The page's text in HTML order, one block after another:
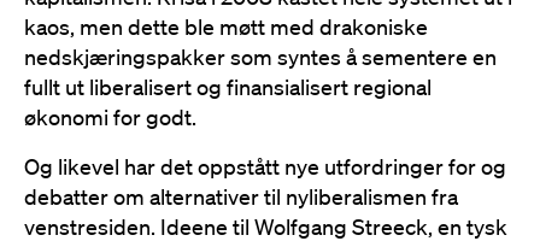
kaos, men dette ble møtt med drakoniske
nedskjæringspakker som syntes å sementere en
fullt ut liberalisert og finansialisert regional
økonomi for godt.
Og likevel har det oppstått nye utfordringer for og
debatter om alternativer til nyliberalismen fra
venstresiden. Ideene til Wolfgang Streeck, en tysk